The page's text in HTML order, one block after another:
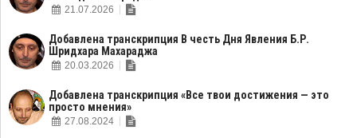
21.07.2026
Добавлена транскрипция В честь Дня Явления Б.Р.
Шридхара Махараджа
20.03.2026
Добавлена транскрипция «Все твои достижения — это
просто мнения»
27.08.2024